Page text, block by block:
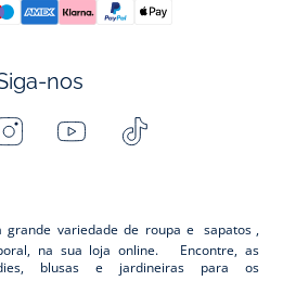
nos
InstagramYoutube
grande variedade de roupa e sapatos ,
na sua loja online. Encontre, as
blusas e jardineiras para os